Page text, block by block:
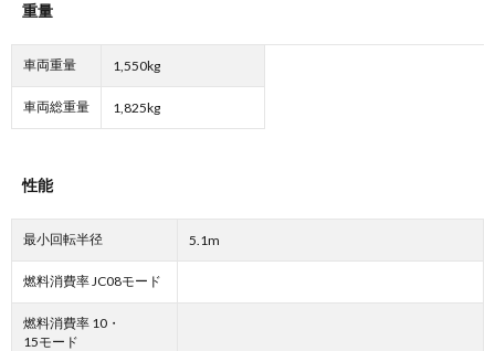
重量
車両重量 1,550kg
車両総重量 1,825kg
性能
最小回転半径 5.1m
燃料消費率 JC08モード
燃料消費率 10・
15モード